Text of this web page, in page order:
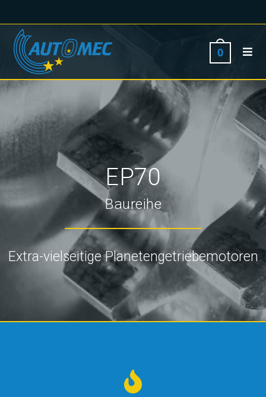
0
EP70
Baureihe
Extra-vielseitige Planetengetriebemotoren